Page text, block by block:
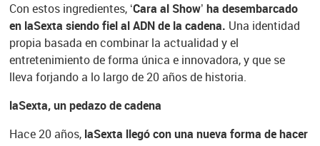
Con estos ingredientes, ‘Cara al Show’ ha desembarcado
en laSexta siendo fiel al ADN de la cadena. Una identidad
propia basada en combinar la actualidad y el
entretenimiento de forma única e innovadora, y que se
lleva forjando a lo largo de 20 años de historia.
laSexta, un pedazo de cadena
Hace 20 años, laSexta llegó con una nueva forma de hacer